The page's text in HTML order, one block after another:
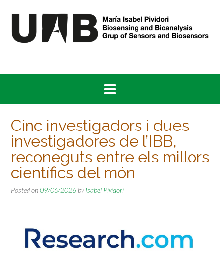
Cinc investigadors i dues
investigadores de l’IBB,
reconeguts entre els millors
científics del món
Posted on09/06/2026 byIsabel Pividori